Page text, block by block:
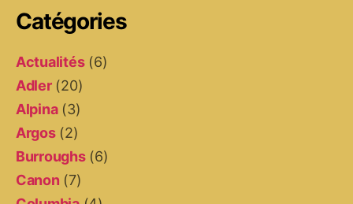
Catégories
Actualités(6)
Adler(20)
Alpina(3)
Argos(2)
Burroughs(6)
Canon (7)